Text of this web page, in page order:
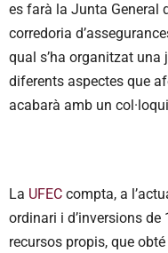
es farà la Junta General
corredoria
qual s’ha organitzat
diferents aspectes que
acabarà amb un
La UFEC compta, a
ordinari i d’inversions de
recursos propis, que